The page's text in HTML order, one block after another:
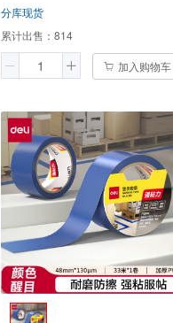
分库现货
累计出售： 814
加入购物车